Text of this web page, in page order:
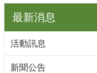
最新消息
活動訊息
新聞公告